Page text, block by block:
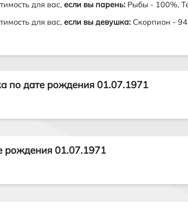
для вас, если вы парень: Рыбы - 100%,
для вас, если вы девушка: Скорпион -
по дате рождения 01.07.1971
рождения 01.07.1971